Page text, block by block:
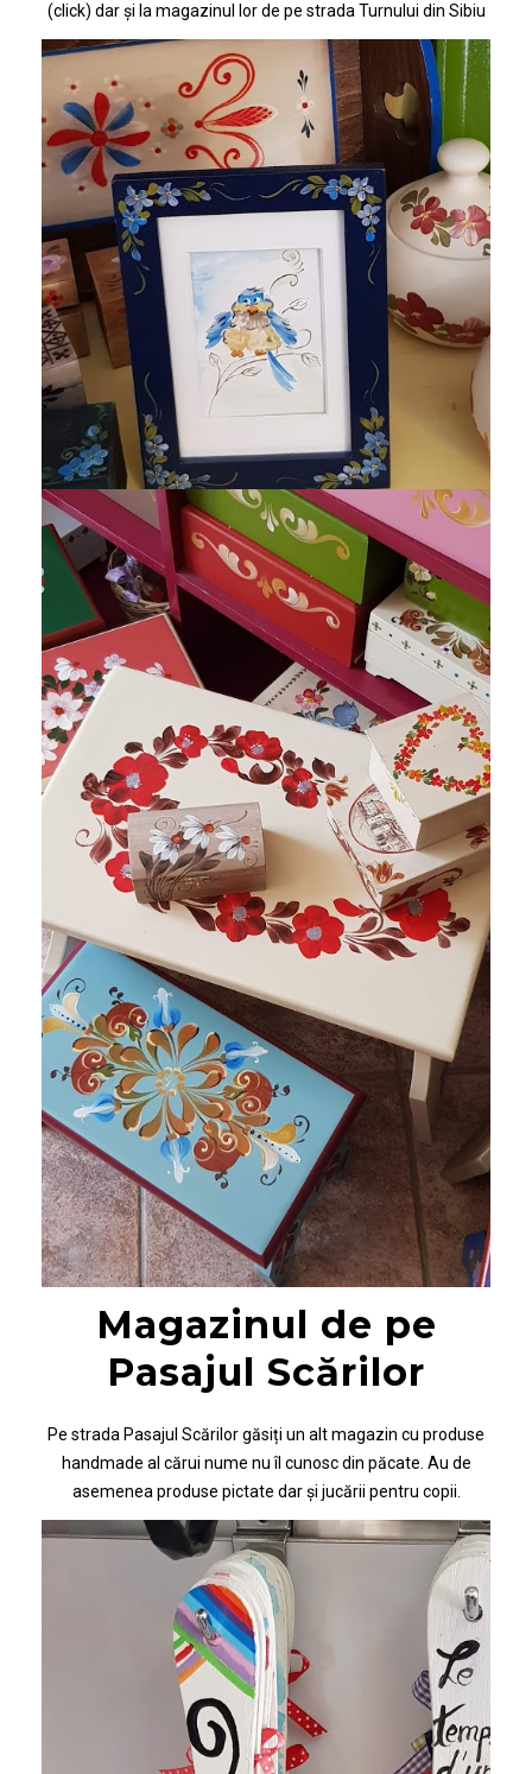
(click) dar și la magazinul lor de pe strada Turnului din Sibiu
Magazinul de pe
Pasajul Scărilor
Pe strada Pasajul Scărilor găsiți un alt magazin cu produse
handmade al cărui nume nu îl cunosc din păcate. Au de
asemenea produse pictate dar și jucării pentru copii.